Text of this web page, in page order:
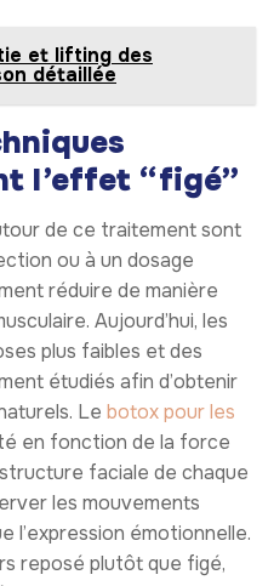
et lifting des
détaillée
l’effet “figé”
de ce traitement sont
ou à un dosage
réduire de manière
Aujourd’hui, les
plus faibles et des
étudiés afin d’obtenir
Le botox pour les
en fonction de la force
faciale de chaque
les mouvements
l’expression émotionnelle.
reposé plutôt que figé,